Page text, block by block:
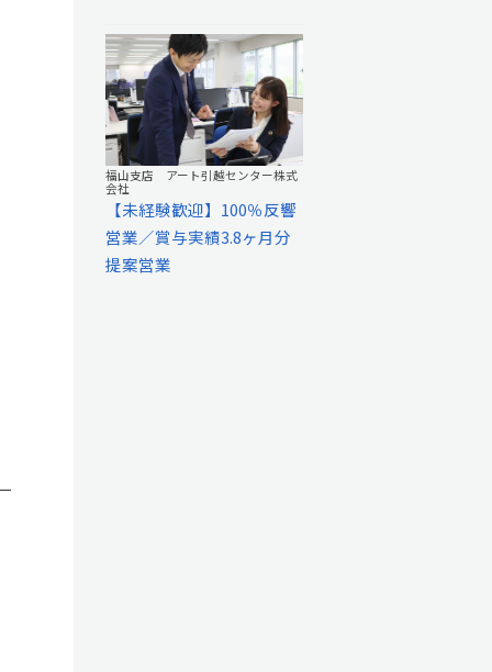
福山支店 アート引越センター株式
会社
【未経験歓迎】100％反響
営業／賞与実績3.8ヶ月分
提案営業